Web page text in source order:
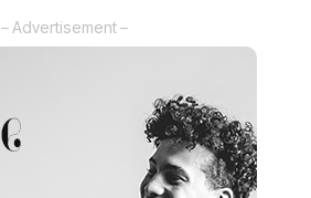
– Advertisement –